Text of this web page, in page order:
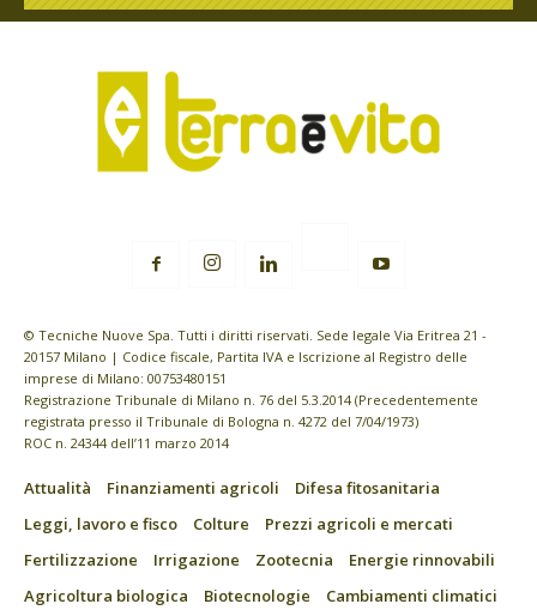
© Tecniche Nuove Spa. Tutti i diritti riservati. Sede legale Via Eritrea 21 -
20157 Milano | Codice fiscale, Partita IVA e Iscrizione al Registro delle
imprese di Milano: 00753480151
Registrazione Tribunale di Milano n. 76 del 5.3.2014 (Precedentemente
registrata presso il Tribunale di Bologna n. 4272 del 7/04/1973)
ROC n. 24344 dell’11 marzo 2014
Attualità Finanziamenti agricoli
Difesa fitosanitaria
Leggi, lavoro e fisco
Colture
Prezzi agricoli e mercati
Fertilizzazione
Irrigazione Zootecnia
Energie rinnovabili
Agricoltura biologica
Biotecnologie
Cambiamenti climatici